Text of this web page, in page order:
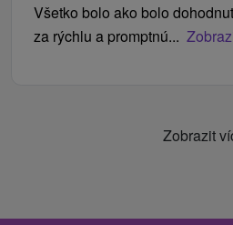
Všetko bolo ako bolo
za rýchlu a promptnú...
Zobrazit